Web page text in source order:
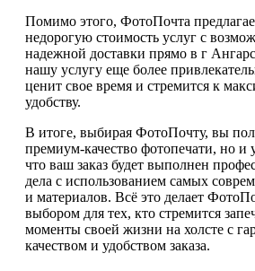
Помимо этого, ФотоПочта
недорогую стоимость услуг с
надежной доставки прямо в г
нашу услугу еще более
ценит свое время и стремится к
удобству.
В итоге, выбирая ФотоПочту, вы
премиум-качество фотопечати, но и
что ваш заказ будет выполнен
дела с использованием самых
и материалов. Всё это делает
выбором для тех, кто стремится
моменты своей жизни на холсте с
качеством и удобством заказа.